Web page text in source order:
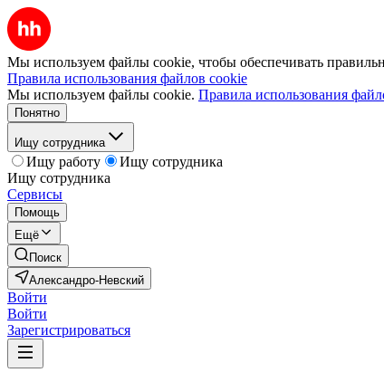
Мы используем файлы cookie, чтобы обеспечивать
Правила использования файлов cookie
Мы используем файлы cookie. Правила использования
Понятно
Ищу сотрудника
Ищу работу
Ищу сотрудника
Ищу сотрудника
Сервисы
Помощь
Ещё
Поиск
Александро-Невский
Войти
Войти
Зарегистрироваться